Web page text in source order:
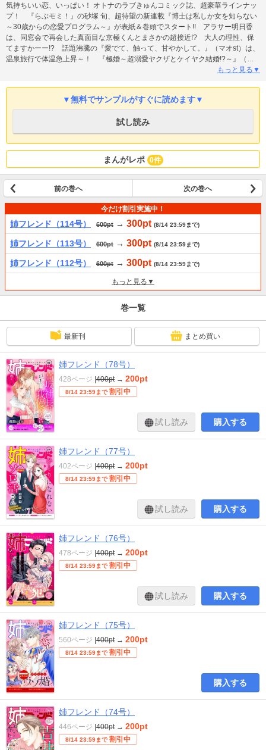
気持ちいい恋、いっぱい！ オトナのラブきゅんコミック誌、超豪華ラインナッ
プ！ 『らぶモミ！』の砂塚 旬、超待望の新連載『博士は私しか女を知らない
～30歳からの恋愛プログラム～』が表紙＆巻頭でスタート!! アラサー明日香
は、同窓会で再会した真面目な京極くんとまさかの超接近!? 大人の理性、保
てますかーー!? 話題沸騰の『愛でて、触って、甘やかして。』（マオst）は、
温泉旅行で体温急上昇～！ 『極婚～超溺愛ヤクザとケイヤク結婚!?～』（桜
井真優）は、予想外の展開にドキドキが止まらない！ 『初夜カレ ー意地悪で
減なしのキスに溺れて～気まぐれ上司に今日も振り回されてます～』（みずき
春）、『初恋の幼なじみに婚活をジャマされます』（春木さき）、『蝶か犯か
～極道様 溢れて溢れて泣かせたい～』（鳥海ペドロ）、『ハイスペ弁護士と
の同居生活は最低で最高です。』（藤代香澄）、『もね先生のなすがまま～天
才BL作家のいろんなお世話します～』（桐島りら）、『衣笠くんの×××をやめ
たい！』（原作／雨戸るく 漫画／ウメミヤユリ）、『本気でしてもいいです
か？』（丹沢ユウ）、『はじめてだけど野獣でいい？』（新めぐみ）、
『SS×XL ～社長のペットじゃありません！～』（ぷりぷりろーず）、『もふも
ふ先生の甘いお仕置き』（成海柚希）の最新話が掲載！
もっと見る▼
▼無料でサンプルがすぐに読めます▼
試し読み
まんがレポ 0件
前の巻へ 次の巻へ
今だけ割引実施中！
姉フレンド（114号） 600pt → 300pt (8/14 23:59まで)
姉フレンド（113号） 600pt → 300pt (8/14 23:59まで)
姉フレンド（112号） 600pt → 300pt (8/14 23:59まで)
もっと見る▼
巻一覧
最新刊 まとめ買い
姉フレンド（78号）
428ページ |400pt → 200pt
8/14 23:59まで 割引中
試し読み 購入する
姉フレンド（77号）
402ページ |400pt → 200pt
8/14 23:59まで 割引中
試し読み 購入する
姉フレンド（76号）
478ページ |400pt → 200pt
8/14 23:59まで 割引中
試し読み 購入する
姉フレンド（75号）
560ページ |400pt → 200pt
8/14 23:59まで 割引中
購入する
姉フレンド（74号）
446ページ |400pt → 200pt
8/14 23:59まで 割引中